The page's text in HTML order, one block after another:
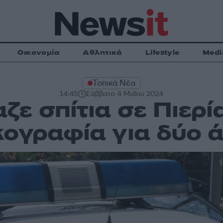
Οικονομία Αθλητικά Lifestyle
Τοπικά Νέα
14:45 Σάββατο 4 Μαΐου 2024
σπίτια σε
για δύο